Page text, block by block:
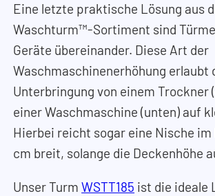
Eine letzte praktische Lösung aus
Waschturm™-Sortiment sind
Geräte übereinander. Diese Art der
Waschmaschinenerhöhung erlaubt
Unterbringung von einem Trockner
einer Waschmaschine (unten) auf
Hierbei reicht sogar eine Nische im
cm breit, solange die Deckenhöhe
Unser TurmWSTT185 ist die ideale